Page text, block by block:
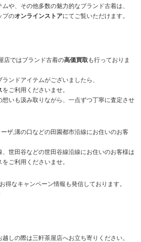
や、その他多数の魅力的なブランド古着は、
プのオンラインストアにてご覧いただけます。
店ではブランド古着の高価買取も行っておりま
ンドアイテムがございましたら、
をご利用くださいませ。
いも汲み取りながら、一点ずつ丁寧に査定させ
ザ,溝の口などの田園都市沿線にお住いのお客
世田谷などの世田谷線沿線にお住いのお客様は
ご利用くださいませ。
得なキャンペーン情報も発信しております。
しの際は三軒茶屋店へお立ち寄りください。